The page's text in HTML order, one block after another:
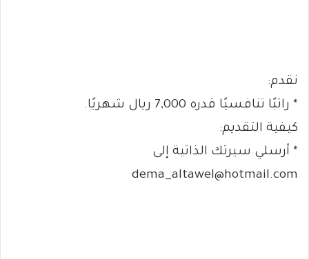
نقدم:
* راتبًا تنافسيًا قدره 7,000 ريال شهريًا.
كيفية التقديم:
* أرسلي سيرتك الذاتية إلى
dema_altawel@hotmail.com